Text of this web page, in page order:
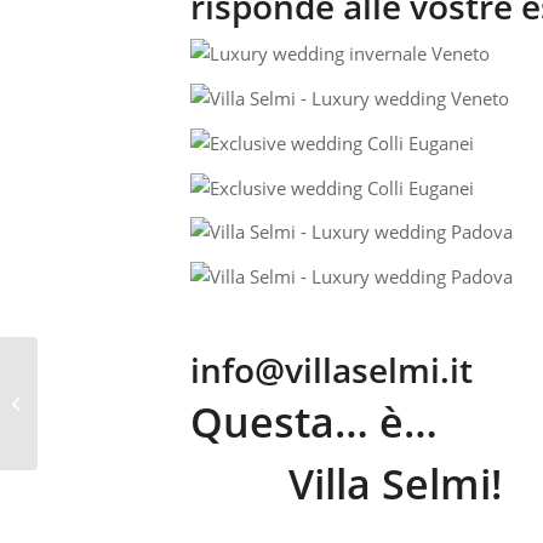
info@villaselmi.it
Questa… è…
Villa Selmi!